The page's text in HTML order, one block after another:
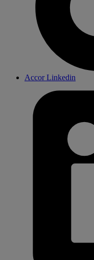
Accor Linkedin